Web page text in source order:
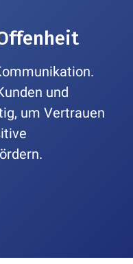
und
um Vertrauen